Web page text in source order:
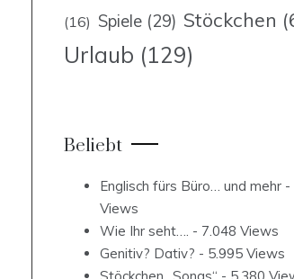
(16) Spiele (29) Stöckchen
Urlaub (129)
Beliebt
Englisch fürs Büro… und mehr -
Views
Wie Ihr seht…. - 7.048 Views
Genitiv? Dativ? - 5.995 Views